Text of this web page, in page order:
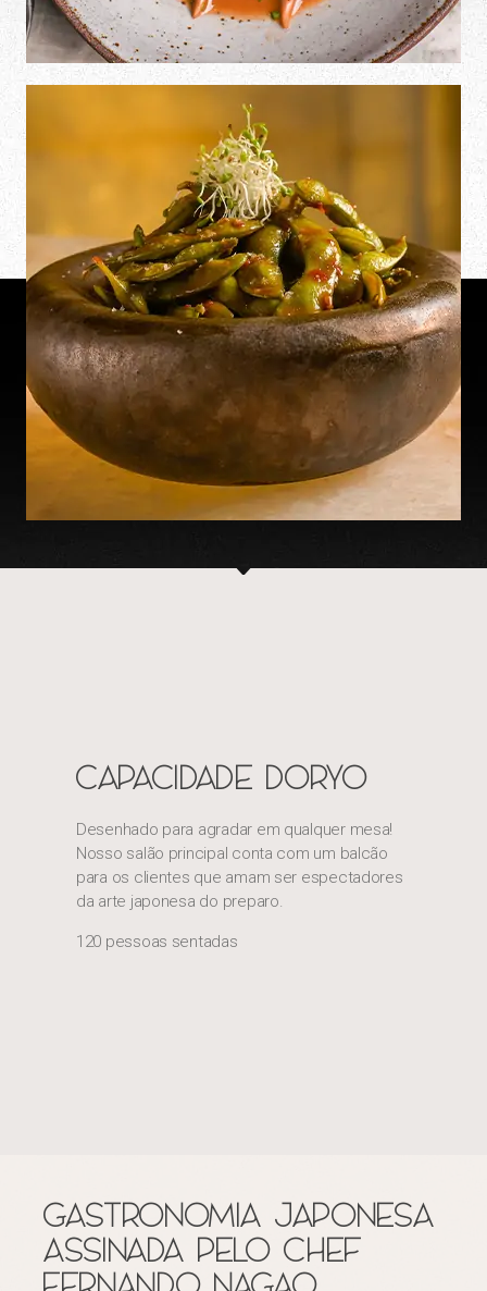
CAPACIDADE DORYO
Desenhado para agradar em qualquer mesa!
Nosso salão principal conta com um balcão
para os clientes que amam ser espectadores
da arte japonesa do preparo.
120 pessoas sentadas
GASTRONOMIA JAPONESA
ASSINADA PELO CHEF